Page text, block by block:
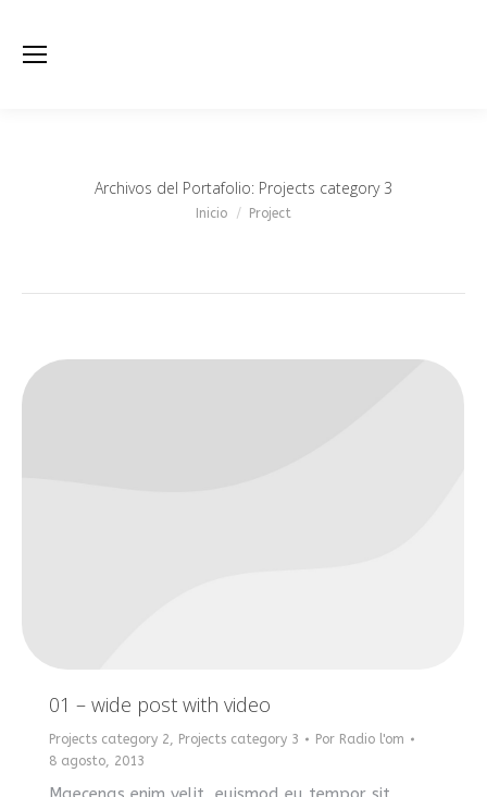
Archivos del Portafolio: Projects category 3
Estás aquí:
Inicio Project
01 – wide post with video
Projects category 2, Projects category 3 Por Radio l'om
8 agosto, 2013